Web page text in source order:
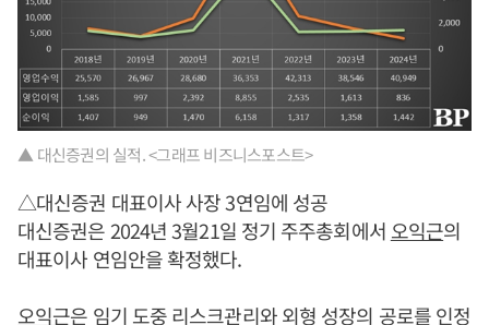
▲ 대신증권의 실적. <그래프 비즈니스포스트>
△대신증권 대표이사 사장 3연임에 성공
대신증권은 2024년 3월21일 정기 주주총회에서 오익근의
대표이사 연임안을 확정했다.
오익근은 임기 도중 리스크관리와 외형 성장의 공로를 인정